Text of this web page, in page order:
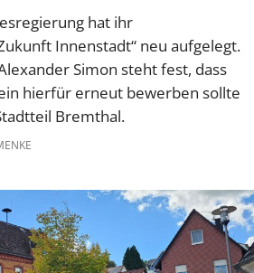
hat ihr
Innenstadt“ neu aufgelegt.
Simon steht fest, dass
hierfür erneut bewerben sollte
Bremthal.